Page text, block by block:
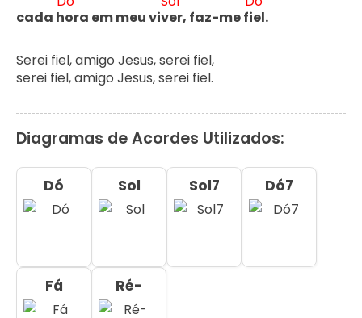
cada hora em meu viver, faz-me fiel.
Serei fiel, amigo Jesus, serei fiel,
serei fiel, amigo Jesus, serei fiel.
Diagramas de Acordes Utilizados:
Dó Sol Sol7 Dó7
Fá Ré-